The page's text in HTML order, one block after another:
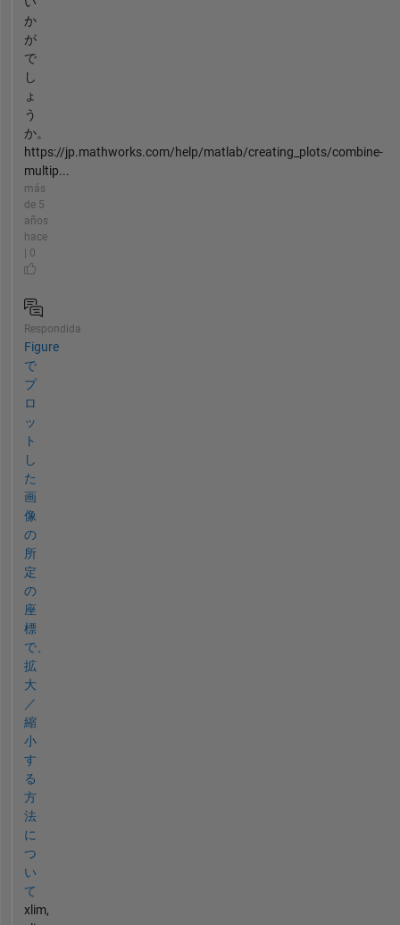
か
が
で
し
ょ
う
か。
https://jp.mathworks.com/help/matlab/creating_plots/combine-
multip...
más
de 5
años
hace
| 0
Respondida
Figure
で
プ
ロ
ッ
ト
し
た
画
像
の
所
定
の
座
標
で、
拡
大
／
縮
小
す
る
方
法
に
つ
い
て
xlim,